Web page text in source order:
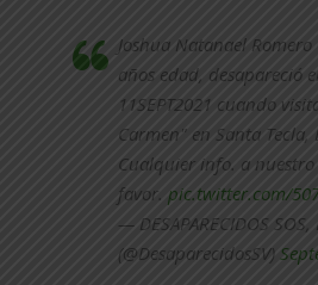
Joshua Natanael
años edad, desapareció
11SEPT2021 cuando
Carmen" en Santa Tecla,
Cualquier info. a nuestro
favor. pic.twitter.com/
— DESAPARECIDOS SOS,
(@DesaparecidosSV)